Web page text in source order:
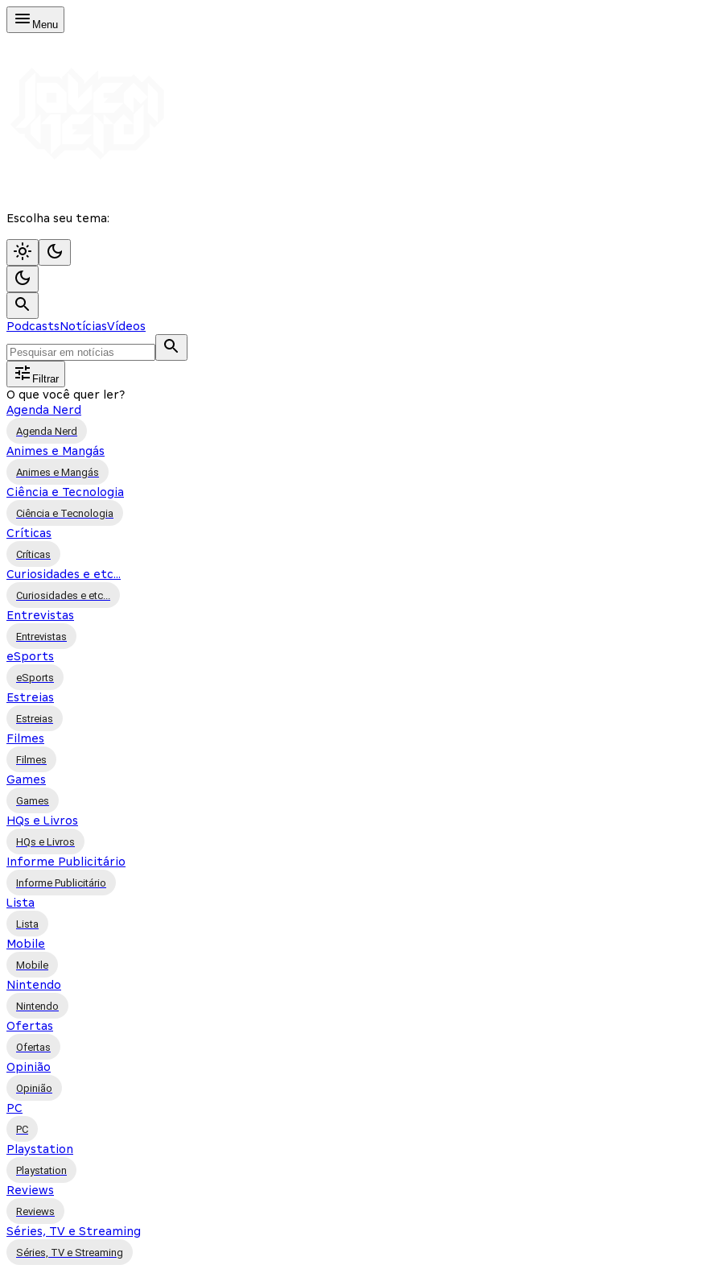
Menu
Escolha seu tema:
PodcastsNotíciasVídeos
Filtrar
O que você quer ler?
Agenda Nerd
Agenda Nerd
Animes e Mangás
Animes e Mangás
Ciência e Tecnologia
Ciência e Tecnologia
Críticas
Críticas
Curiosidades e etc...
Curiosidades e etc...
Entrevistas
Entrevistas
eSports
eSports
Estreias
Estreias
Filmes
Filmes
Games
Games
HQs e Livros
HQs e Livros
Informe Publicitário
Informe Publicitário
Lista
Lista
Mobile
Mobile
Nintendo
Nintendo
Ofertas
Ofertas
Opinião
Opinião
PC
PC
Playstation
Playstation
Reviews
Reviews
Séries, TV e Streaming
Séries, TV e Streaming